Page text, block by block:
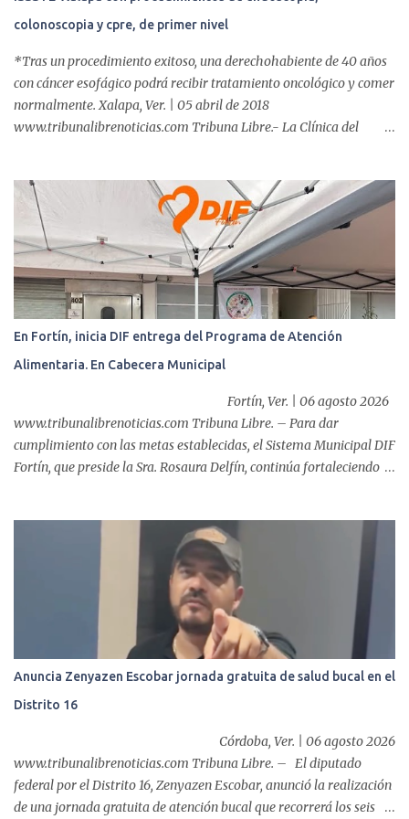
colonoscopia y cpre, de primer nivel
*Tras un procedimiento exitoso, una derechohabiente de 40 años
con cáncer esofágico podrá recibir tratamiento oncológico y comer
normalmente. Xalapa, Ver. | 05 abril de 2018
www.tribunalibrenoticias.com Tribuna Libre.- La Clínica del
incluyen endoscopia, colonoscopia y colangiopancreatografía
retrógrada endoscópica (CPRE), con equipo de alta tecnología de
videoendoscopia gástrica y con especialistas certificados. Además
se cuenta con endoscopios de última tecnología que permiten
diagnósticos con mayor certeza y sin dolor para el paciente, a
través de la atención de un equipo de profesionales
multidisciplinario: tres endoscopistas, anestesiólogo y personal
auxiliar y de enfermería. En esta semana, se realizó un nuevo caso
de éxito, pues a través de la colocación de un stent metálico
esofágico, una derechohabiente con un tumor en el ...
En Fortín, inicia DIF entrega del Programa de Atención
Alimentaria. En Cabecera Municipal
Fortín, Ver. | 06 agosto 2026
www.tribunalibrenoticias.com Tribuna Libre. – Para dar
cumplimiento con las metas establecidas, el Sistema Municipal DIF
Fortín, que preside la Sra. Rosaura Delfín, continúa fortaleciendo
Días y Primera Infancia” que inició este miércoles en la cabecera
municipal. Se trata de una estrategia que busca contribuir al
desarrollo y la nutrición de niñas, niños y mujeres en esta
importante etapa de vida. Durante la jornada, en la explanada del
Súper Ahorros, el director del organismo asistencial, Lic. Carlos
Adiel Pereda, realizó un recorrido por las sedes de entre...
Anuncia Zenyazen Escobar jornada gratuita de salud bucal en el
Distrito 16
Córdoba, Ver. | 06 agosto 2026
www.tribunalibrenoticias.com Tribuna Libre. – El diputado
federal por el Distrito 16, Zenyazen Escobar, anunció la realización
de una jornada gratuita de atención bucal que recorrerá los seis